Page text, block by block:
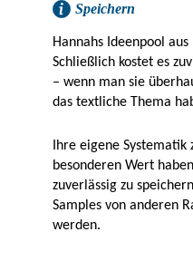
Speichern
Hannahs Ideenpool
Schließlich kostet es
– wenn man sie
das textliche Thema
Ihre eigene
besonderen Wert
zuverlässig zu
Samples von anderen
werden.